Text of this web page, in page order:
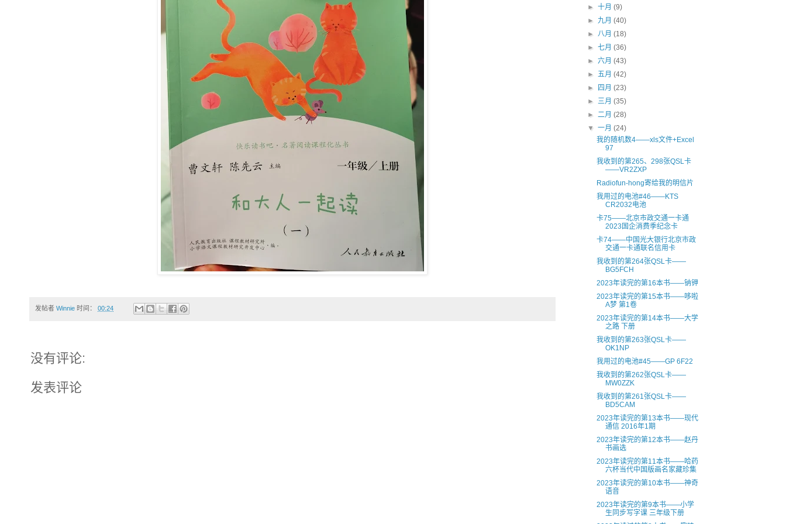
发帖者 Winnie 时间： 00:24
没有评论:
发表评论
►十月(9)
► 九月(40)
►八月(18)
►七月(36)
►六月(43)
►五月(42)
►
四月(23)
►三月(35)
►二月(28)
▼一月(24)
我的随机数4——xls文件+Excel
97
我收到的第265、298张QSL卡
——VR2ZXP
Radiofun-hong寄给我的明信片
我用过的电池#46――KTS
CR2032电池
卡75——北京市政交通一卡通
2023国企消费季纪念卡
卡74——中国光大银行北京市政
交通一卡通联名信用卡
我收到的第264张QSL卡——
BG5FCH
2023年读完的第16本书——钠钾
2023年读完的第15本书——哆啦
A梦 第1卷
2023年读完的第14本书——大学
之路 下册
我收到的第263张QSL卡——
OK1NP
我用过的电池#45——GP 6F22
我收到的第262张QSL卡——
MW0ZZK
我收到的第261张QSL卡——
BD5CAM
2023年读完的第13本书——现代
通信 2016年1期
2023年读完的第12本书——赵丹
书画选
2023年读完的第11本书——哈药
六杯当代中国版画名家藏珍集
2023年读完的第10本书——神奇
语音
2023年读完的第9本书——小学
生同步写字课 三年级下册